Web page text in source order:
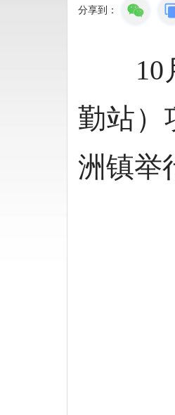
分享到：
勤站）
洲镇举